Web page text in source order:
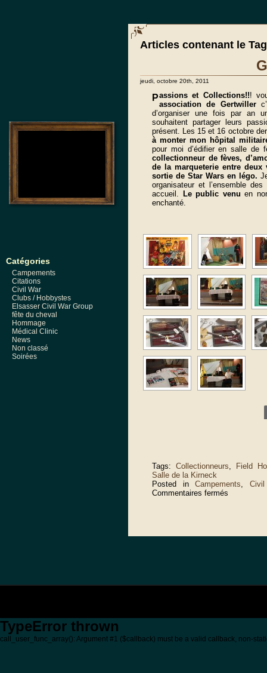
Catégories
Campements
Citations
Civil War
Clubs / Hobbystes
Elsasser Civil War Group
fête du cheval
Hommage
Médical Clinic
News
Non classé
Soirées
Articles contenant le
jeudi, octobre 20th, 2011
Passions et Collections!!!
association de Gertwiller
d’organiser une fois par an
souhaitent partager leurs
présent. Les 15 et 16 octobre
à monter mon hôpital
pour moi d’édifier en salle de
collectionneur de fèves,
de la marqueterie entre
sortie de Star Wars en légo.
organisateur et l’ensemble
accueil. Le public venu en
enchanté.
Tags: Collectionneurs,
Field
Salle de la Kirneck
Posted inCampements,
Commentaires fermés
TypeError thrown
call_user_func_array(): Argument #1 ($callback) must be a valid callback, non-